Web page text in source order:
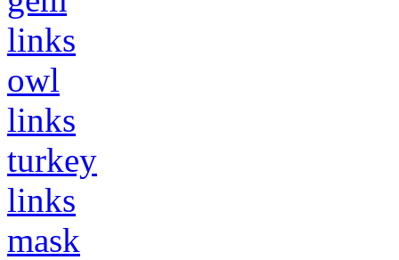
links
owl
links
turkey
links
mask